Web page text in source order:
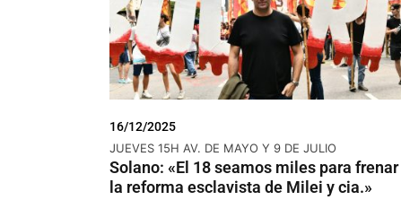
16/12/2025
JUEVES 15H AV. DE MAYO Y 9 DE JULIO
Solano: «El 18 seamos miles para frenar
la reforma esclavista de Milei y cia.»